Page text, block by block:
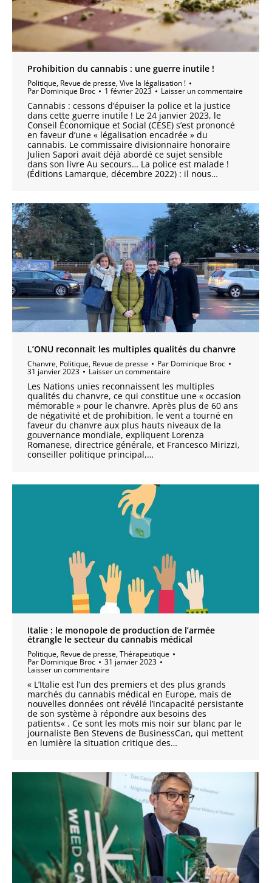
Prohibition du cannabis : une guerre inutile !
Politique, Revue de presse,Vive la légalisation !
Par Dominique Broc 1 février 2023 Laisser un commentaire
Cannabis : cessons d’épuiser la police et la justice
dans cette guerre inutile ! Le 24 janvier 2023, le
Conseil Économique et Social (CESE) s’est prononcé
en faveur d’une « légalisation encadrée » du
cannabis. Le commissaire divisionnaire honoraire
Julien Sapori avait déjà abordé ce sujet sensible
dans son livre Au secours… La police est malade !
(Éditions Lamarque, décembre 2022) : il nous…
L’ONU reconnait les multiples qualités du chanvre
Chanvre, Politique, Revue de presse Par Dominique Broc
31 janvier 2023 Laisser un commentaire
Les Nations unies reconnaissent les multiples
qualités du chanvre, ce qui constitue une « occasion
mémorable » pour le chanvre. Après plus de 60 ans
de négativité et de prohibition, le vent a tourné en
faveur du chanvre aux plus hauts niveaux de la
gouvernance mondiale, expliquent Lorenza
Romanese, directrice générale, et Francesco Mirizzi,
conseiller politique principal,…
Italie : le monopole de production de l’armée
étrangle le secteur du cannabis médical
Politique, Revue de presse,Thérapeutique
Par Dominique Broc 31 janvier 2023
Laisser un commentaire
« L’Italie est l’un des premiers et des plus grands
marchés du cannabis médical en Europe, mais de
nouvelles données ont révélé l’incapacité persistante
de son système à répondre aux besoins des
patients« . Ce sont les mots mis noir sur blanc par le
journaliste Ben Stevens de BusinessCan, qui mettent
en lumière la situation critique des…